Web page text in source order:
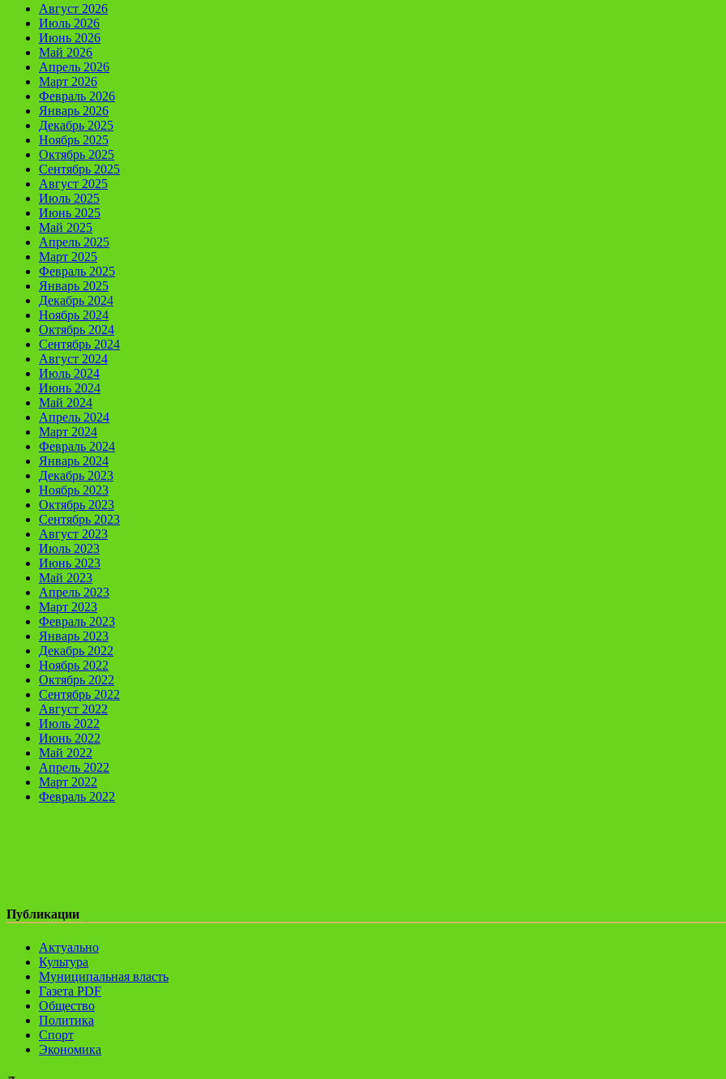
Август 2026
Июль 2026
Июнь 2026
Май 2026
Апрель 2026
Март 2026
Февраль 2026
Январь 2026
Декабрь 2025
Ноябрь 2025
Октябрь 2025
Сентябрь 2025
Август 2025
Июль 2025
Июнь 2025
Май 2025
Апрель 2025
Март 2025
Февраль 2025
Январь 2025
Декабрь 2024
Ноябрь 2024
Октябрь 2024
Сентябрь 2024
Август 2024
Июль 2024
Июнь 2024
Май 2024
Апрель 2024
Март 2024
Февраль 2024
Январь 2024
Декабрь 2023
Ноябрь 2023
Октябрь 2023
Сентябрь 2023
Август 2023
Июль 2023
Июнь 2023
Май 2023
Апрель 2023
Март 2023
Февраль 2023
Январь 2023
Декабрь 2022
Ноябрь 2022
Октябрь 2022
Сентябрь 2022
Август 2022
Июль 2022
Июнь 2022
Май 2022
Апрель 2022
Март 2022
Февраль 2022
Публикации
Актуально
Культура
Муниципальная власть
Газета PDF
Общество
Политика
Спорт
Экономика